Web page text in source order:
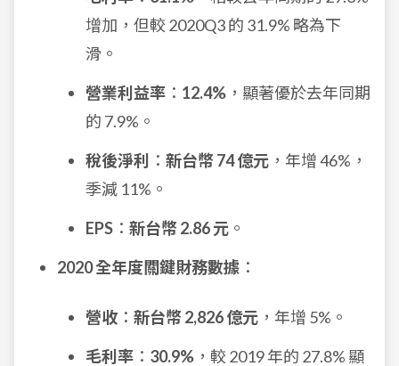
增加，但較 2020Q3 的 31.9% 略為下
滑。
營業利益率 ： 12.4% ，顯著優於去年同期
的 7.9%。
稅後淨利
： 新台幣 74 億元 ，年增 46%，
季減 11%。
EPS ： 新台幣 2.86 元 。
2020 全年度關鍵財務數據 ：
營收 ： 新台幣 2,826 億元 ，年增 5%。
毛利率 ： 30.9% ，較 2019 年的 27.8% 顯